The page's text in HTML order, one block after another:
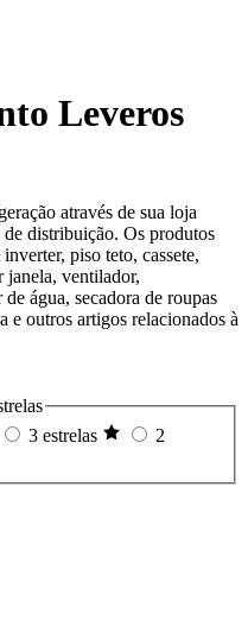
Leveros
através de sua loja
distribuição. Os produtos
piso teto, cassete,
ventilador,
água, secadora de roupas
e outros artigos relacionados à
3 estrelas
2